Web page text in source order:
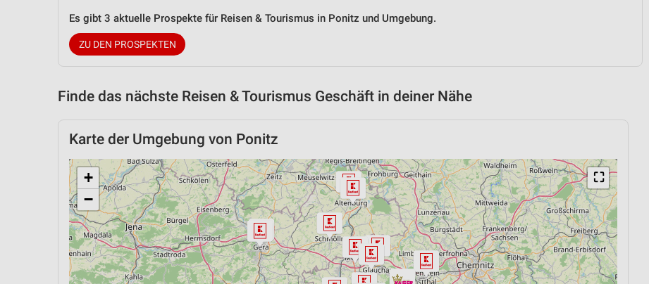
Es gibt 3 aktuelle Prospekte für Reisen & Tourismus in Ponitz und Umgebung.
ZU DEN PROSPEKTEN
Finde das nächste Reisen & Tourismus Geschäft in deiner Nähe
Karte der Umgebung von Ponitz
⛶
+
−